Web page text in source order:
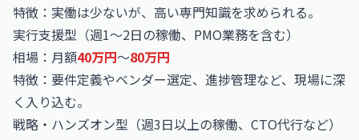
特徴：実働は少ないが、高い専門知識を求められる。
実行支援型（週1〜2日の稼働、PMO業務を含む）
相場：月額40万円〜80万円
特徴：要件定義やベンダー選定、進捗管理など、現場に深
く入り込む。
戦略・ハンズオン型（週3日以上の稼働、CTO代行など）